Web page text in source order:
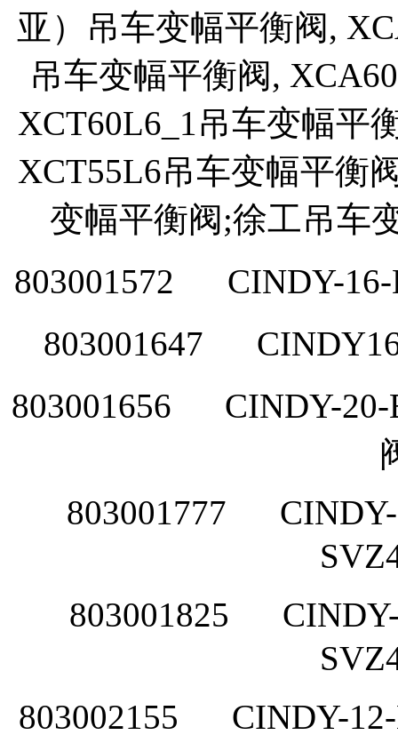
亚）吊车变幅平衡阀,
吊车变幅平衡阀,
XCT60L6_1吊车变幅平
XCT55L6吊车变幅平衡
变幅平衡阀;徐工吊车
803001572
CINDY-
803001647
803001656
CINDY-
803001777
803001825
803002155
CINDY-